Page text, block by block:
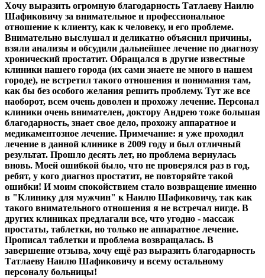
Хочу выразить огромную благодарность Татлаеву Наилю
Шафиковичу за внимательное и профессиональное
отношение к клиенту, как к человеку, и его проблеме.
Внимательно выслушал и деликатно объяснил причины,
взяли анализы и обсудили дальнейшее лечение по диагнозу
хронический простатит. Обращался в другие известные
клиники нашего города (их сами знаете не много в нашем
городе), не встретил такого отношения и понимания там,
как бы без особого желания решить проблему. Тут же все
наоборот, всем очень доволен и прохожу лечение. Персонал
клиники очень внимателен, доктору Андрею тоже большая
благодарность, знает свое дело, прохожу аппаратное и
медикаментозное лечение. Примечание: я уже проходил
лечение в данной клинике в 2009 году и был отличный
результат. Прошло десять лет, но проблема вернулась
вновь. Моей ошибкой было, что не проверялся раз в год,
ребят, у кого диагноз простатит, не повторяйте такой
ошибки! И моим спокойствием стало возвращение именно
в "Клинику для мужчин" к Наилю Шафиковичу, так как
такого внимательного отношения я не встречал нигде. В
других клиниках предлагали все, что угодно - массаж
простаты, таблетки, но только не аппаратное лечение.
Прописал таблетки и проблема возвращалась. В
завершение отзыва, хочу ещё раз выразить благодарность
Татлаеву Наилю Шафиковичу и всему остальному
персоналу больницы!